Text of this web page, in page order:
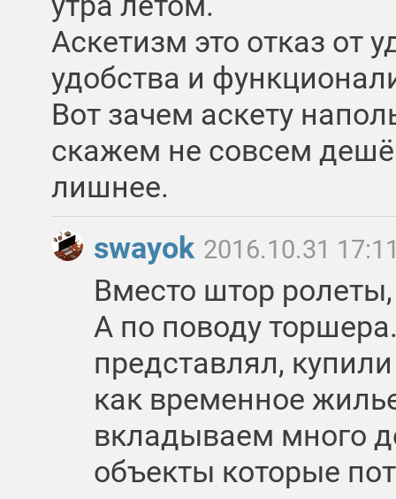
Аскетизм это отказ от
удобства и
Вот зачем аскету
скажем не совсем
лишнее.
swayok 2016.10.31
Вместо штор
А по поводу
представлял,
как временное
вкладываем много
объекты которые